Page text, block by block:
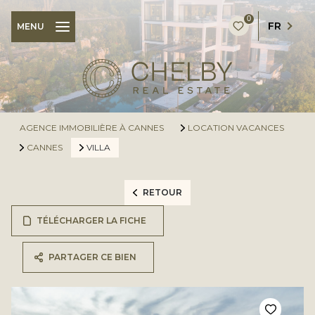
0
FR
MENU
AGENCE IMMOBILIÈRE À CANNES
LOCATION VACANCES
CANNES
VILLA
RETOUR
TÉLÉCHARGER LA FICHE
PARTAGER CE BIEN